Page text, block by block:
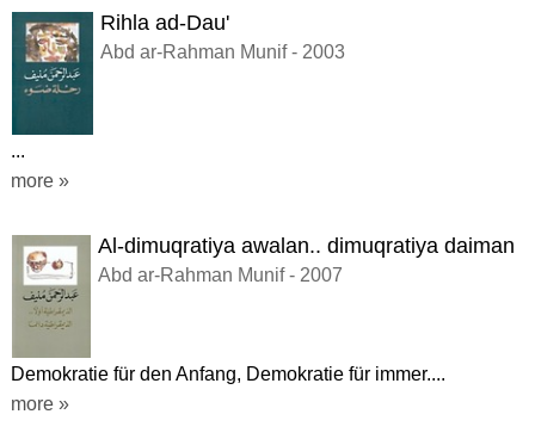
Rihla ad-Dau'
Abd ar-Rahman Munif - 2003
...
more »
Al-dimuqratiya awalan.. dimuqratiya daiman
Abd ar-Rahman Munif - 2007
Demokratie für den Anfang, Demokratie für immer....
more »